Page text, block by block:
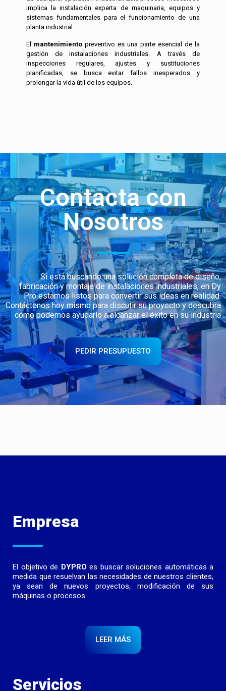
implica la instalación experta de maquinaria, equipos y
sistemas fundamentales para el funcionamiento de una
planta industrial.
El mantenimientopreventivo es una parte esencial de la
gestión de instalaciones industriales. A través de
inspecciones regulares, ajustes y sustituciones
planificadas, se busca evitar fallos inesperados y
prolongar la vida útil de los equipos.
Contacta con
Nosotros
Si está buscando una solución completa de diseño,
fabricación y montaje de instalaciones industriales, en Dy
Pro estamos listos para convertir sus ideas en realidad.
Contáctenos hoy mismo para discutir su proyecto y descubra
cómo podemos ayudarlo a alcanzar el éxito en su industria
PEDIR PRESUPUESTO
Empresa
El objetivo de DYPRO es buscar soluciones automáticas a
medida que resuelvan las necesidades de nuestros clientes,
ya sean de nuevos proyectos, modificación de sus
máquinas o procesos.
LEER MÁS
Servicios